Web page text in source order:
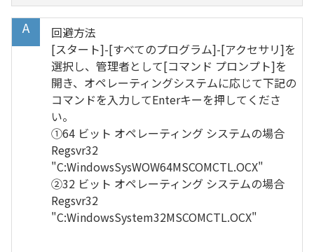
回避方法
[スタート]-[すべてのプログラム]-[アクセサリ]を
選択し、管理者として[コマンド プロンプト]を
開き、オペレーティングシステムに応じて下記の
コマンドを入力してEnterキーを押してくださ
い。
①64 ビット オペレーティング システムの場合
Regsvr32
"C:WindowsSysWOW64MSCOMCTL.OCX"
②32 ビット オペレーティング システムの場合
Regsvr32
"C:WindowsSystem32MSCOMCTL.OCX"